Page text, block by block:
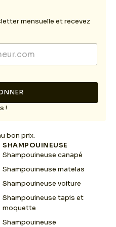
mensuelle et recevez
!
bon prix.
SHAMPOUINEUSE
Shampouineuse canapé
Shampouineuse matelas
Shampouineuse voiture
Shampouineuse tapis et
moquette
Shampouineuse